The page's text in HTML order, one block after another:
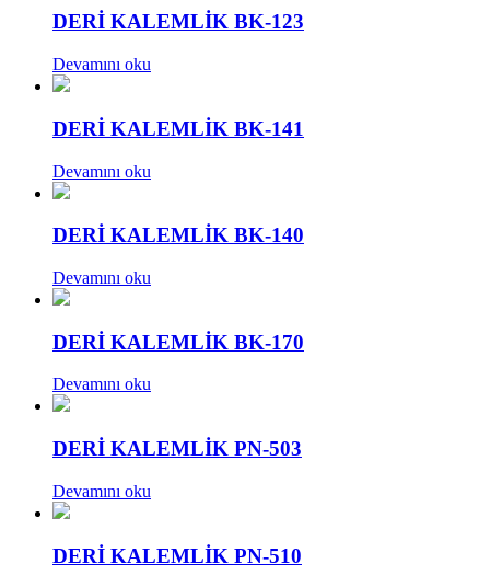
DERİ KALEMLİK BK-123
Devamını oku
DERİ KALEMLİK BK-141
Devamını oku
DERİ KALEMLİK BK-140
Devamını oku
DERİ KALEMLİK BK-170
Devamını oku
DERİ KALEMLİK PN-503
Devamını oku
DERİ KALEMLİK PN-510